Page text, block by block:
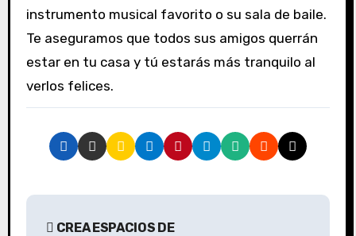
instrumento musical favorito o su sala de baile.
Te aseguramos que todos sus amigos querrán
estar en tu casa y tú estarás más tranquilo al
verlos felices.
N
CREA ESPACIOS DE